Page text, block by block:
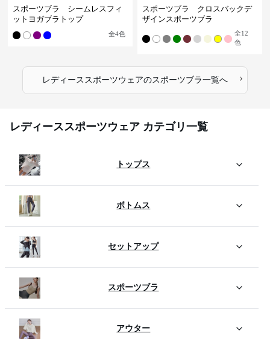
スポーツブラ シームレスフィ
ットヨガブラトップ
全4色
スポーツブラ クロスバックデ
ザインスポーツブラ
全12
色
レディーススポーツウェアのスポーツブラ一覧へ ›
レディーススポーツウェア カテゴリ一覧
トップス
ボトムス
セットアップ
スポーツブラ
アウター